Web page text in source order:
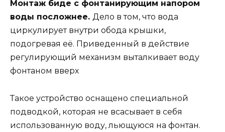
Монтаж биде с фонтанирующим напором
воды посложнее. Дело в том, что вода
циркулирует внутри обода крышки,
подогревая её. Приведенный в действие
регулирующий механизм выталкивает воду
фонтаном вверх
Такое устройство оснащено специальной
подводкой, которая не всасывает в себя
использованную воду, льющуюся на фонтан.